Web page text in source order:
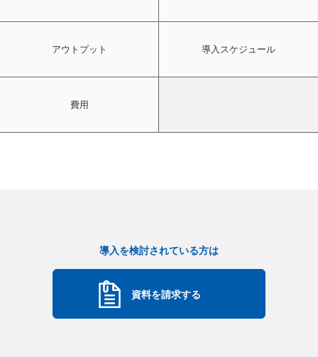
アウトプット 導入スケジュール
費用
導入を検討されている方は
資料を請求する